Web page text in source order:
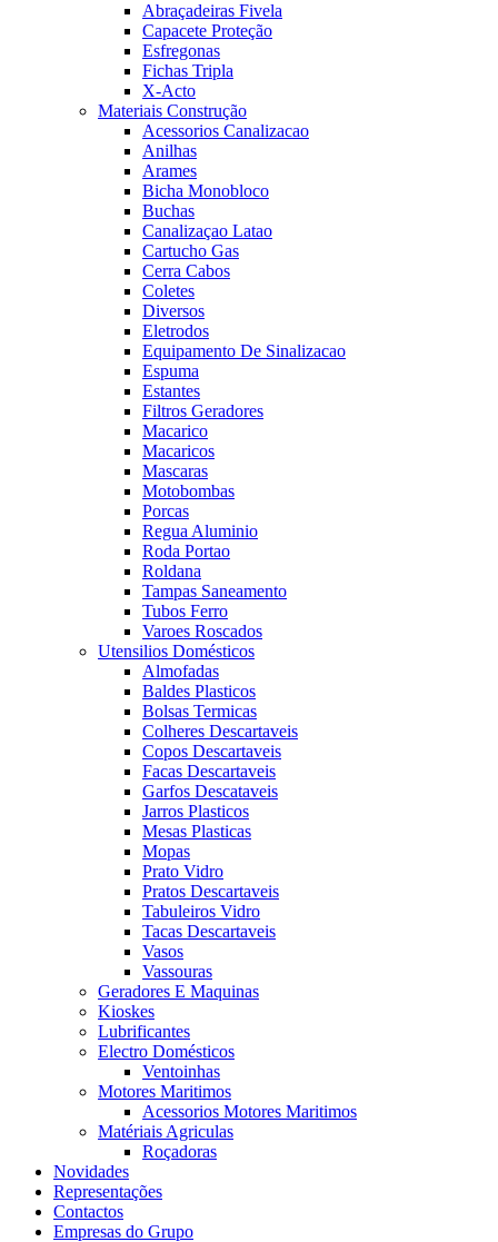
Abraçadeiras Fivela
Capacete Proteção
Esfregonas
Fichas Tripla
X-Acto
Materiais Construção
Acessorios Canalizacao
Anilhas
Arames
Bicha Monobloco
Buchas
Canalizaçao Latao
Cartucho Gas
Cerra Cabos
Coletes
Diversos
Eletrodos
Equipamento De Sinalizacao
Espuma
Estantes
Filtros Geradores
Macarico
Macaricos
Mascaras
Motobombas
Porcas
Regua Aluminio
Roda Portao
Roldana
Tampas Saneamento
Tubos Ferro
Varoes Roscados
Utensilios Domésticos
Almofadas
Baldes Plasticos
Bolsas Termicas
Colheres Descartaveis
Copos Descartaveis
Facas Descartaveis
Garfos Descataveis
Jarros Plasticos
Mesas Plasticas
Mopas
Prato Vidro
Pratos Descartaveis
Tabuleiros Vidro
Tacas Descartaveis
Vasos
Vassouras
Geradores E Maquinas
Kioskes
Lubrificantes
Electro Domésticos
Ventoinhas
Motores Maritimos
Acessorios Motores Maritimos
Matériais Agriculas
Roçadoras
Novidades
Representações
Contactos
Empresas do Grupo